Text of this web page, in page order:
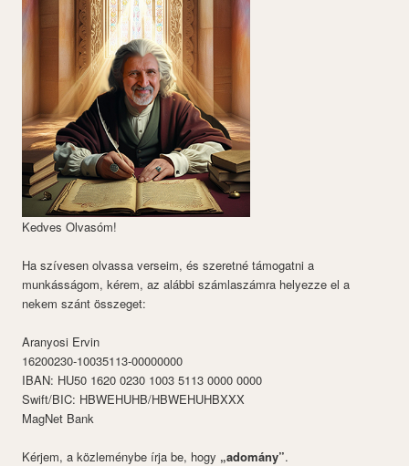
Kedves Olvasóm!
Ha szívesen olvassa verseim, és szeretné támogatni a
munkásságom, kérem, az alábbi számlaszámra helyezze el a
nekem szánt összeget:
Aranyosi Ervin
16200230-10035113-00000000
IBAN: HU50 1620 0230 1003 5113 0000 0000
Swift/BIC: HBWEHUHB/HBWEHUHBXXX
MagNet Bank
Kérjem, a közleménybe írja be, hogy „adomány”.